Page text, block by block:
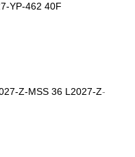
YP-462 40F